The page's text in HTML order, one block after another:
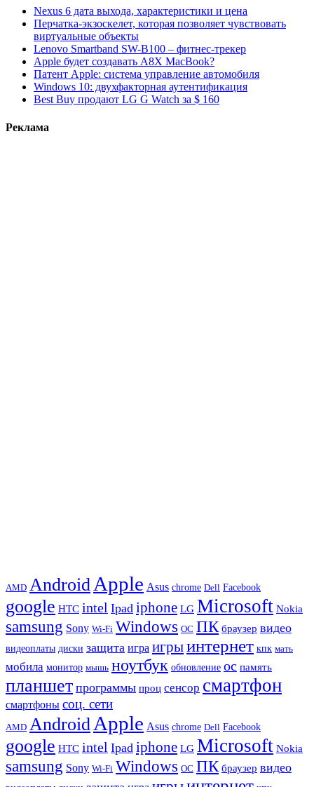
Nexus 6 дата выхода, характеристики и цена
Перчатка-экзоскелет, которая позволяет чувствовать
виртуальные объекты
Lenovo Smartband SW-B100 – фитнес-трекер
Apple будет создавать A8X MacBook?
Патент Apple: система управление автомобиля
Windows 10: двухфакторная аутентификация
Best Buy продают LG G Watch за $ 160
Реклама
AMD Android Apple Asus chrome Dell Facebook
google HTC intel Ipad iphone LG Microsoft Nokia
samsung Sony Wi-Fi Windows ОС ПК браузер видео
видеоплаты диски защита игра игрыинтернет кпк мать
мобила монитор мышь ноутбук обновление ос память
планшет программы проц сенсор смартфон
смартфоны соц. сети
AMD Android Apple Asus chrome Dell Facebook
google HTC intel Ipad iphone LG Microsoft Nokia
samsung Sony Wi-Fi Windows ОС ПК браузер видео